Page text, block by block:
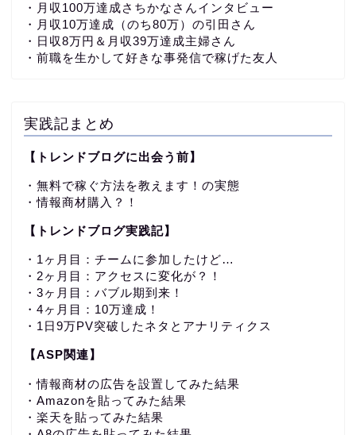
・月収100万達成さちかなさんインタビュー
・月収10万達成（のち80万）の引田さん
・日収8万円＆月収39万達成主婦さん
・前職を生かして好きな事発信で稼げた友人
実践記まとめ
【トレンドブログに出会う前】
・無料で稼ぐ方法を教えます！の実態
・情報商材購入？！
【トレンドブログ実践記】
・1ヶ月目：チームに参加したけど…
・2ヶ月目：アクセスに変化が？！
・3ヶ月目：バブル期到来！
・4ヶ月目：10万達成！
・1日9万PV突破したネタとアナリティクス
【ASP関連】
・情報商材の広告を設置してみた結果
・Amazonを貼ってみた結果
・楽天を貼ってみた結果